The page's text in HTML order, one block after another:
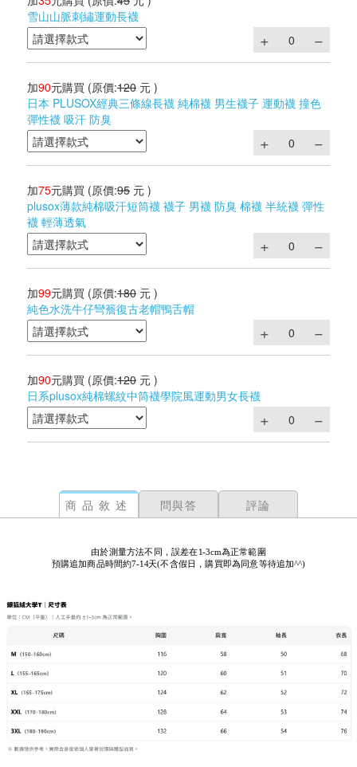
雪山山脈刺繡運動長襪
加90元購買 (原價:120 元 )
日本 PLUSOX經典三條線長襪 純棉襪 男生襪子 運動襪 撞色
彈性襪 吸汗 防臭
加75元購買 (原價:95 元 )
plusox薄款純棉吸汗短筒襪 襪子 男襪 防臭 棉襪 半統襪 彈性
襪 輕薄透氣
加99元購買 (原價:180 元 )
純色水洗牛仔彎簷復古老帽鴨舌帽
加90元購買 (原價:120 元 )
日系plusox純棉螺紋中筒襪學院風運動男女長襪
商品敘述 問與答 評論